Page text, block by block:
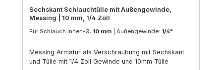
Sechskant Schlauchtülle mit Außengewinde,
Messing | 10 mm, 1/4 Zoll
Für Schlauch Innen-Ø: 10 mm Außengewinde: 1/4"
Messing Armatur als Verschraubung mit Sechskant
und Tülle mit 1/4 Zoll Gewinde und 10mm Tülle